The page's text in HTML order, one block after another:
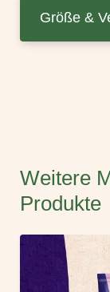
Größe &
Weitere
Produkte